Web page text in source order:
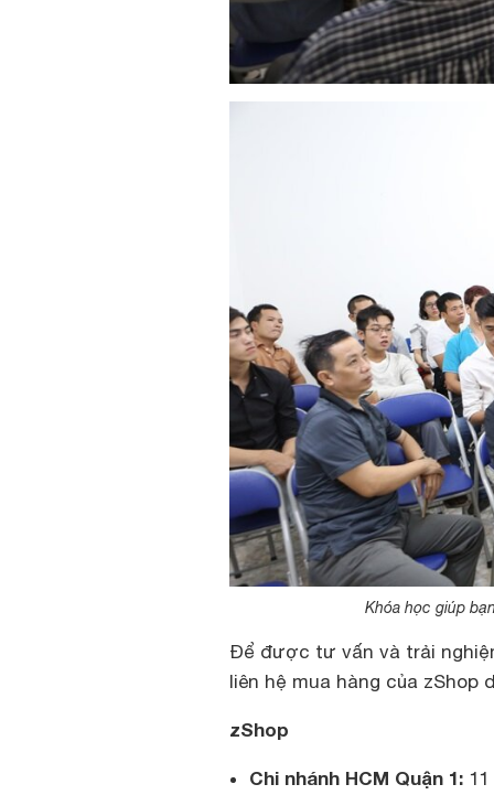
Khóa học giúp
Để được tư vấn và trải
liên hệ mua hàng của zShop
zShop
Chi nhánh HCM Quận 1: